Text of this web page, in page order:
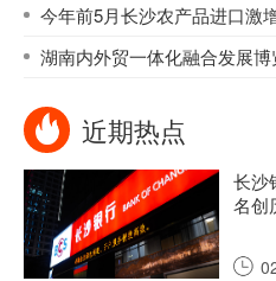
今年前5月长沙农产品进口激
湖南内外贸一体化融合发展博
近期热点
长沙
名创